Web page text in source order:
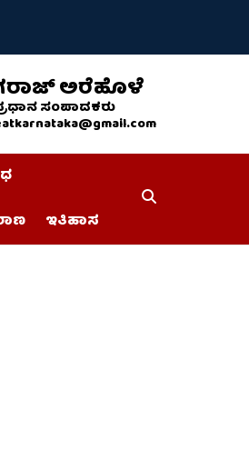
ಅರೆಹೊಳೆ
ಸಂಪಾದಕರು
ಇತಿಹಾಸ